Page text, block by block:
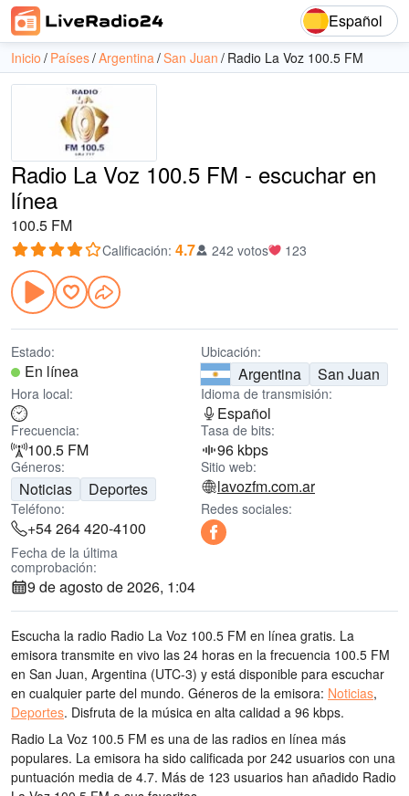
Español
Inicio Países Argentina San Juan Radio La Voz 100.5 FM
Radio La Voz 100.5 FM - escuchar en
línea
100.5 FM
Calificación: 4.7 242 votos 123
Estado:
En línea
Ubicación:
Argentina San Juan
Hora local: Idioma de transmisión:
Español
Frecuencia:
100.5 FM
Tasa de bits:
96 kbps
Géneros:
Noticias Deportes
Sitio web:
lavozfm.com.ar
Teléfono:
+54 264 420-4100
Redes sociales:
Fecha de la última
comprobación:
9 de agosto de 2026, 1:04
Escucha la radio Radio La Voz 100.5 FM en línea gratis. La
emisora transmite en vivo las 24 horas en la frecuencia 100.5 FM
en San Juan, Argentina (UTC-3) y está disponible para escuchar
en cualquier parte del mundo. Géneros de la emisora: Noticias,
Deportes. Disfruta de la música en alta calidad a 96 kbps.
Radio La Voz 100.5 FM es una de las radios en línea más
populares. La emisora ha sido calificada por 242 usuarios con una
puntuación media de 4.7. Más de 123 usuarios han añadido Radio